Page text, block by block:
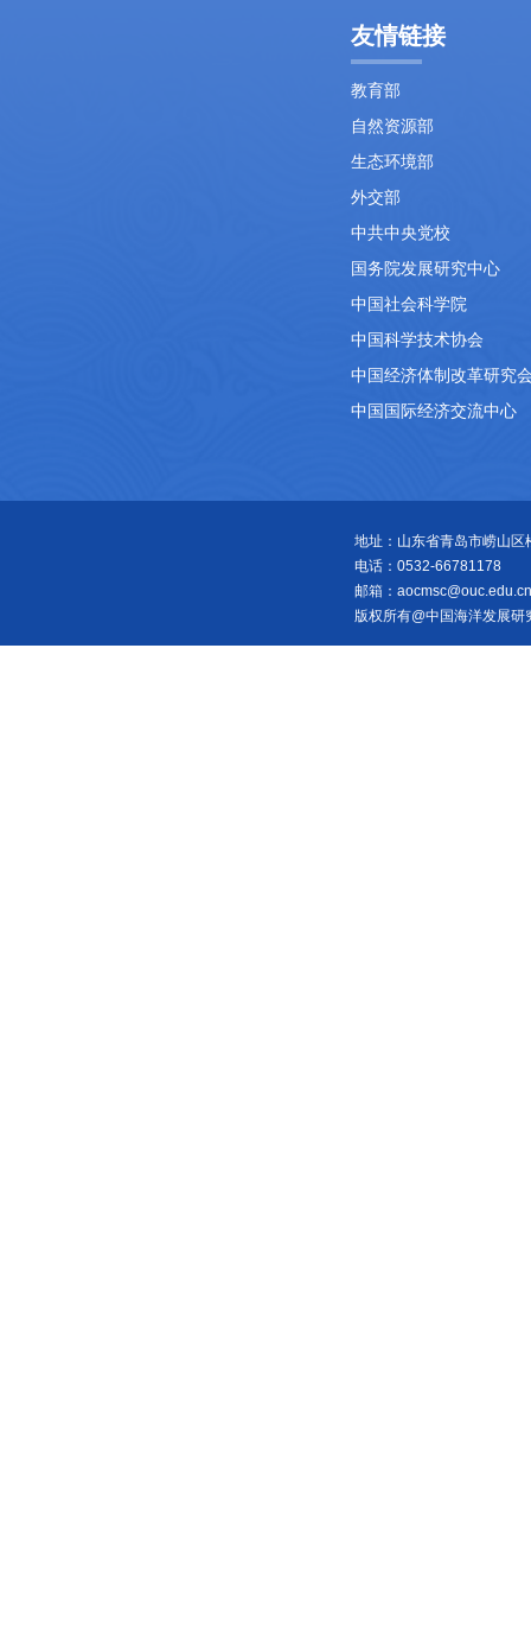
友情链接
教育部
自然资源部
生态环境部
外交部
中共中央党校
国务院发展研究中心
中国社会科学院
中国科学技术协会
中国经济体制改革研究
中国国际经济交流中心
地址：山东省青岛市崂山
电话：0532-66781178
邮箱：aocmsc@ouc.edu.cn
版权所有@中国海洋发展研